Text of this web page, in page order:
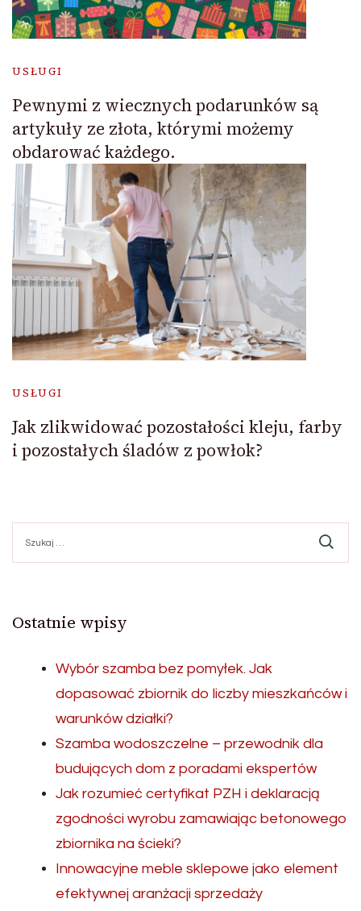
USŁUGI
Pewnymi z wiecznych podarunków są
artykuły ze złota, którymi możemy
obdarować każdego.
USŁUGI
Jak zlikwidować pozostałości kleju, farby
i pozostałych śladów z powłok?
Ostatnie wpisy
Wybór szamba bez pomyłek. Jak
dopasować zbiornik do liczby mieszkańców i
warunków działki?
Szamba wodoszczelne – przewodnik dla
budujących dom z poradami ekspertów
Jak rozumieć certyfikat PZH i deklaracją
zgodności wyrobu zamawiając betonowego
zbiornika na ścieki?
Innowacyjne meble sklepowe jako element
efektywnej aranżacji sprzedaży